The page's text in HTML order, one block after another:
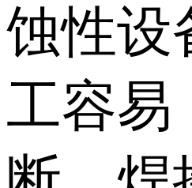
蚀性设
工容易